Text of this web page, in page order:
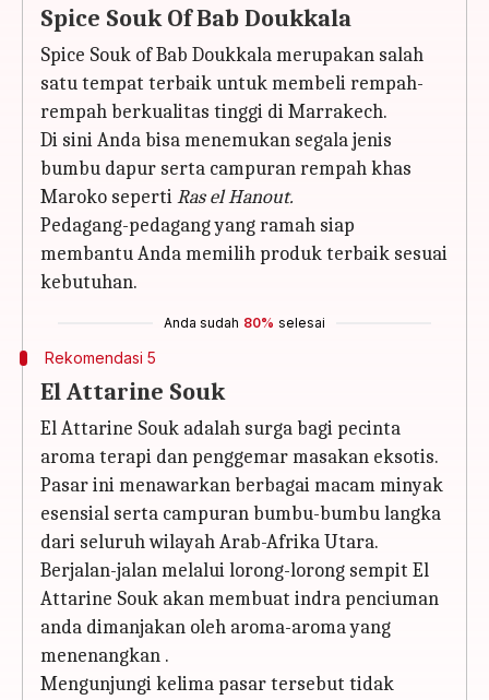
Spice Souk Of Bab Doukkala
Spice Souk of Bab Doukkala merupakan salah
satu tempat terbaik untuk membeli rempah-
rempah berkualitas tinggi di Marrakech.
Di sini Anda bisa menemukan segala jenis
bumbu dapur serta campuran rempah khas
Maroko sepertiRas el Hanout.
Pedagang-pedagang yang ramah siap
membantu Anda memilih produk terbaik sesuai
kebutuhan.
Anda sudah 80% selesai
Rekomendasi 5
El Attarine Souk
El Attarine Souk adalah surga bagi pecinta
aroma terapi dan penggemar masakan eksotis.
Pasar ini menawarkan berbagai macam minyak
esensial serta campuran bumbu-bumbu langka
dari seluruh wilayah Arab-Afrika Utara.
Berjalan-jalan melalui lorong-lorong sempit El
Attarine Souk akan membuat indra penciuman
anda dimanjakan oleh aroma-aroma yang
menenangkan .
Mengunjungi kelima pasar tersebut tidak